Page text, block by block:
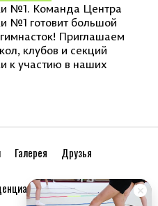
№1. Команда Центра
№1 готовит большой
Приглашаем
клубов и секций
к участию в наших
Галерея Друзья